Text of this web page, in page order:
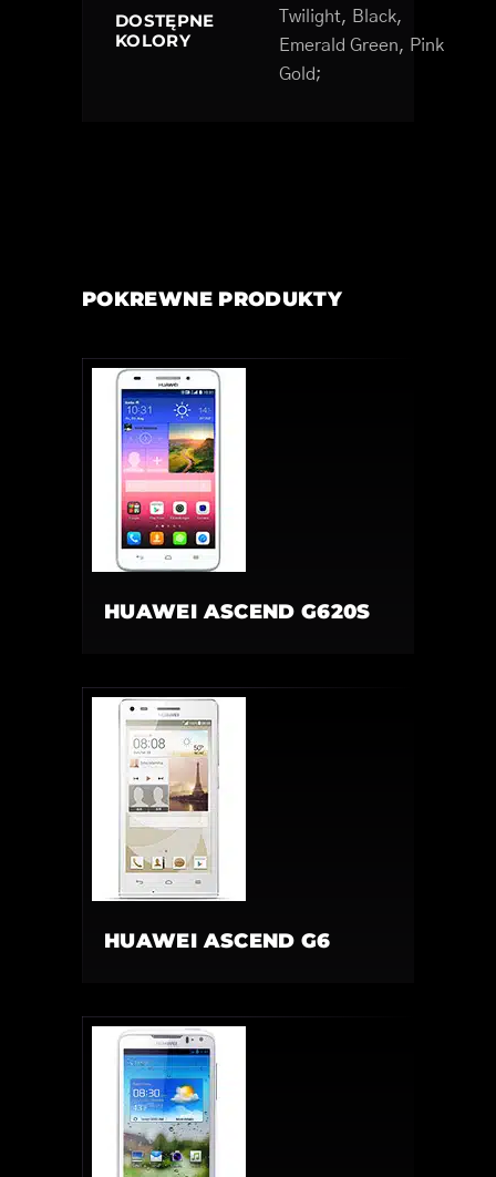
DOSTĘPNE
KOLORY
Twilight, Black,
Emerald Green, Pink
Gold;
POKREWNE PRODUKTY
HUAWEI ASCEND G620S
HUAWEI ASCEND G6